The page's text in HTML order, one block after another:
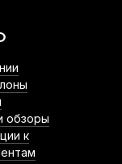
обзоры
к